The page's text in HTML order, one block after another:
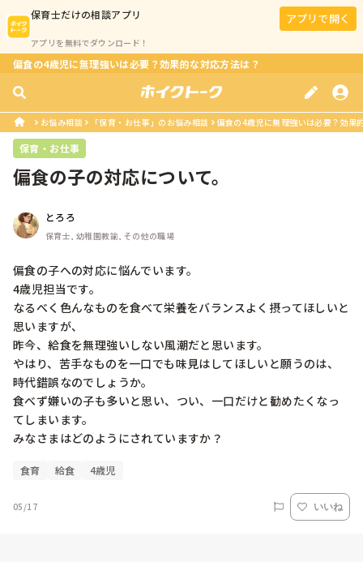
保育士だけの相談アプリ
アプリを無料でダウンロード！
アプリで開く
偏食の4歳児に無理強いは必要？効果的な対応方法は？
お悩み相談 「保育・お仕事」のお悩み相談 偏食の4歳児に無理強いは必要？効果
保育・お仕事
偏食の子の対応について。
とろろ
保育士, 幼稚園教諭, その他の職場
偏食の子への対応に悩んでいます。
4歳児担当です。
なるべく色んなものを食べて栄養をバランスよく摂ってほしいと
思いますが、
昨今、給食を無理強いしない風潮だと思います。
やはり、苦手なものを一口でも味見はしてほしいと願うのは、
時代錯誤なのでしょうか。
食べず嫌いの子も多いと思い、つい、一口だけと勧めたくなっ
てしまいます。
みなさまはどのようにされていますか？
食育 給食 4歳児
05/17 いいね